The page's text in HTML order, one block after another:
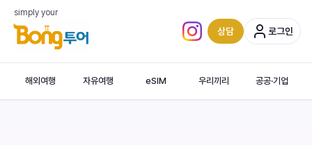
simply your
인스타그램 (새 탭)
상담 로그인
해외여행 자유여행 eSIM 우리끼리 공공·기업